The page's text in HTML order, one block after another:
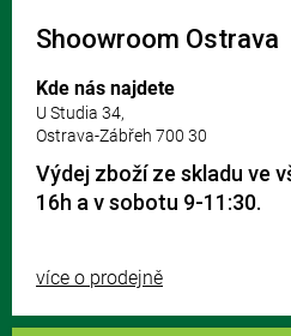
Shoowroom Ostrava
Kde nás najdete
U Studia 34,
Ostrava-Zábřeh 700 30
Výdej zboží ze skladu ve
16h a v sobotu 9-11:30.
více o prodejně